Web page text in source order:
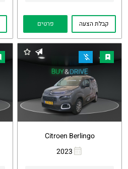
קבלת הצעה פרטים
Citroen Berlingo
2023
Whatsapp